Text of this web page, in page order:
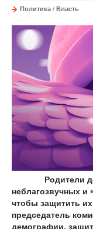
Политика / Власть
Родители
неблагозвучных и
чтобы защитить
председатель
демографии,